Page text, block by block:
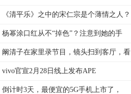
《清平乐》之中的宋仁宗是个薄情之人？
杨幂涂口红从不“掉色”？注意到她的手
阚清子在家里录节目，镜头扫到客厅，看
vivo官宣2月28日线上发布APE
倒计时3天，最便宜的5G手机上市了，